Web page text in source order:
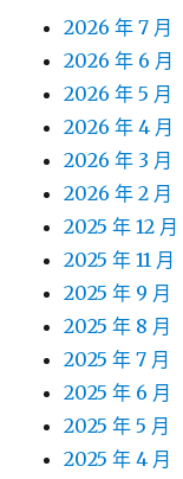
2026 年 7 月
2026 年 6 月
2026 年 5 月
2026 年 4 月
2026 年 3 月
2026 年 2 月
2025 年 12 月
2025 年 11 月
2025 年 9 月
2025 年 8 月
2025 年 7 月
2025 年 6 月
2025 年 5 月
2025 年 4 月